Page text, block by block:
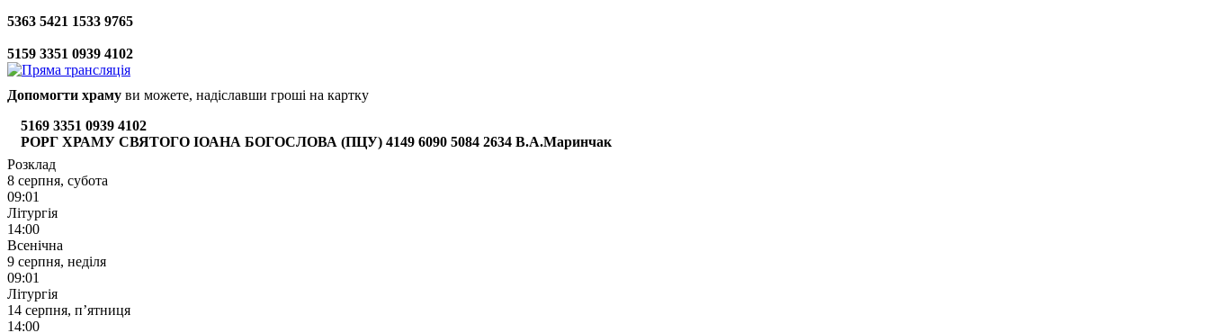
5363 5421 1533 9765
5159 3351 0939 4102
Допомогти храму ви можете, надіславши гроші на картку
5169 3351 0939 4102
РОРГ ХРАМУ СВЯТОГО ІОАНА БОГОСЛОВА (ПЦУ) 4149 6090 5084 2634 В.А.Маринчак
Розклад
8 серпня, субота
09:01
Літургія
14:00
Всенічна
9 серпня, неділя
09:01
Літургія
14 серпня, п’ятниця
14:00